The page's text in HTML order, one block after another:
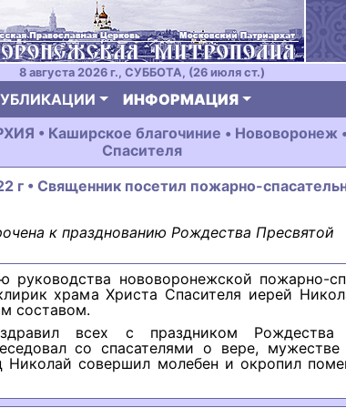
8 августа 2026 г., СУББОТА, (26 июля ст.)
ИНФОРМАЦИЯ
• Каширское благочиние • Hововоpонеж
Спасителя
г • Священник посетил пожарно-
к празднованию Рождества Пресвятой
руководства нововоронежской пожарно-
храма Христа Спасителя иерей
составом.
всех с праздником Рождества
со спасателями о вере,
Николай совершил молебен и окропил